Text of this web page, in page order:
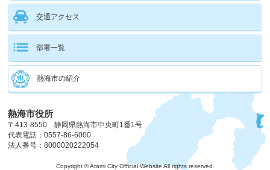
交通アクセス
部署一覧
熱海市の紹介
熱海市役所
〒413-8550 静岡県熱海市中央町1番1号
代表電話：0557-86-6000
法人番号：8000020222054
Copyright © Atami City Official Website All rights reserved.